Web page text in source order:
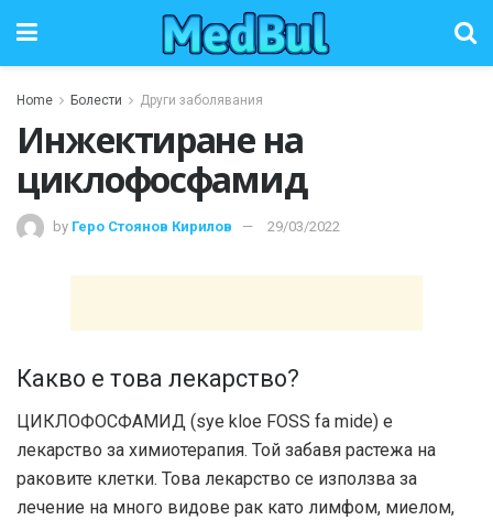
Home Болести Други заболявания
Инжектиране на
циклофосфамид
by Геро Стоянов Кирилов 29/03/2022
Какво е това лекарство?
ЦИКЛОФОСФАМИД (sye kloe FOSS fa mide) е
лекарство за химиотерапия. Той забавя растежа на
раковите клетки. Това лекарство се използва за
лечение на много видове рак като лимфом, миелом,